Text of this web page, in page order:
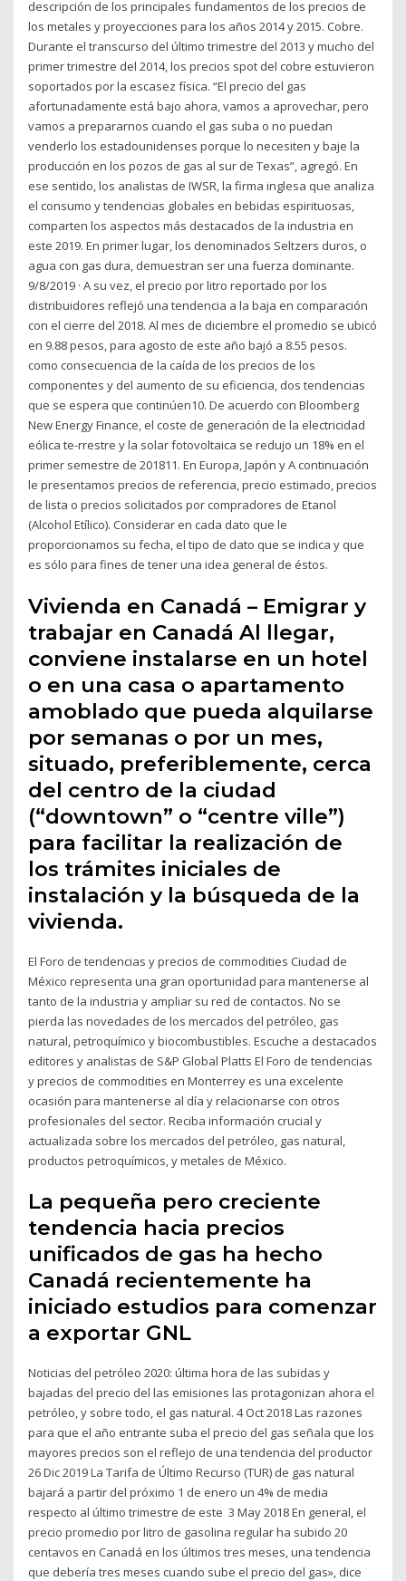
descripción de los principales fundamentos de los precios de
los metales y proyecciones para los años 2014 y 2015. Cobre.
Durante el transcurso del último trimestre del 2013 y mucho del
primer trimestre del 2014, los precios spot del cobre estuvieron
soportados por la escasez física. “El precio del gas
afortunadamente está bajo ahora, vamos a aprovechar, pero
vamos a prepararnos cuando el gas suba o no puedan
venderlo los estadounidenses porque lo necesiten y baje la
producción en los pozos de gas al sur de Texas”, agregó. En
ese sentido, los analistas de IWSR, la firma inglesa que analiza
el consumo y tendencias globales en bebidas espirituosas,
comparten los aspectos más destacados de la industria en
este 2019. En primer lugar, los denominados Seltzers duros, o
agua con gas dura, demuestran ser una fuerza dominante.
9/8/2019 · A su vez, el precio por litro reportado por los
distribuidores reflejó una tendencia a la baja en comparación
con el cierre del 2018. Al mes de diciembre el promedio se ubicó
en 9.88 pesos, para agosto de este año bajó a 8.55 pesos.
como consecuencia de la caída de los precios de los
componentes y del aumento de su eficiencia, dos tendencias
que se espera que continúen10. De acuerdo con Bloomberg
New Energy Finance, el coste de generación de la electricidad
eólica te-rrestre y la solar fotovoltaica se redujo un 18% en el
primer semestre de 201811. En Europa, Japón y A continuación
le presentamos precios de referencia, precio estimado, precios
de lista o precios solicitados por compradores de Etanol
(Alcohol Etílico). Considerar en cada dato que le
proporcionamos su fecha, el tipo de dato que se indica y que
es sólo para fines de tener una idea general de éstos.
Vivienda en Canadá – Emigrar y
trabajar en Canadá Al llegar,
conviene instalarse en un hotel
o en una casa o apartamento
amoblado que pueda alquilarse
por semanas o por un mes,
situado, preferiblemente, cerca
del centro de la ciudad
(“downtown” o “centre ville”)
para facilitar la realización de
los trámites iniciales de
instalación y la búsqueda de la
vivienda.
El Foro de tendencias y precios de commodities Ciudad de
México representa una gran oportunidad para mantenerse al
tanto de la industria y ampliar su red de contactos. No se
pierda las novedades de los mercados del petróleo, gas
natural, petroquímico y biocombustibles. Escuche a destacados
editores y analistas de S&P Global Platts El Foro de tendencias
y precios de commodities en Monterrey es una excelente
ocasión para mantenerse al día y relacionarse con otros
profesionales del sector. Reciba información crucial y
actualizada sobre los mercados del petróleo, gas natural,
productos petroquímicos, y metales de México.
La pequeña pero creciente
tendencia hacia precios
unificados de gas ha hecho
Canadá recientemente ha
iniciado estudios para comenzar
a exportar GNL
Noticias del petróleo 2020: última hora de las subidas y
bajadas del precio del las emisiones las protagonizan ahora el
petróleo, y sobre todo, el gas natural. 4 Oct 2018 Las razones
para que el año entrante suba el precio del gas señala que los
mayores precios son el reflejo de una tendencia del productor
26 Dic 2019 La Tarifa de Último Recurso (TUR) de gas natural
bajará a partir del próximo 1 de enero un 4% de media
respecto al último trimestre de este 3 May 2018 En general, el
precio promedio por litro de gasolina regular ha subido 20
centavos en Canadá en los últimos tres meses, una tendencia
que debería tres meses cuando sube el precio del gas», dice